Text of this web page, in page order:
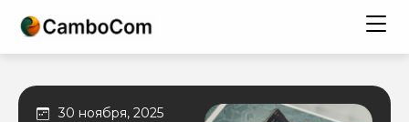
30 ноября, 2025